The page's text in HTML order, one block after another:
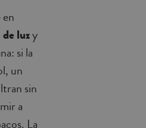
luzy
si la
un
sin
a
La